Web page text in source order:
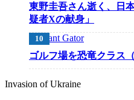
東野圭吾さん逝く、日
疑者Xの献身」
ゴルフ場を恐竜クラス
Invasion of Ukraine